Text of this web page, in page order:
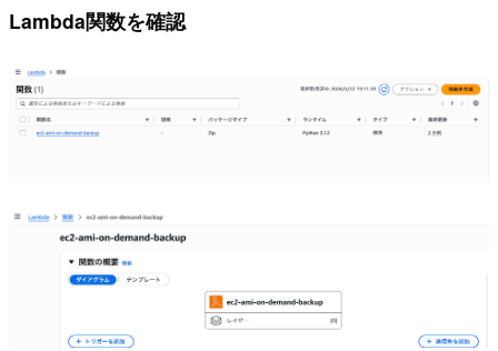
Lambda関数を確認